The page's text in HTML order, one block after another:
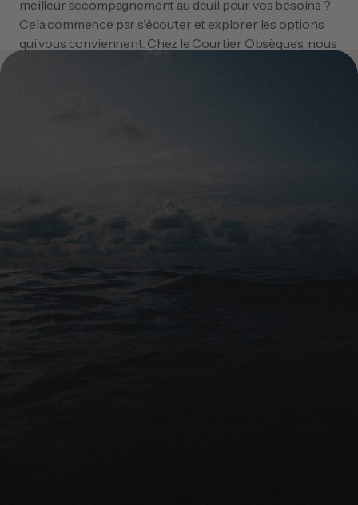
meilleur accompagnement au deuil pour vos besoins ?
Cela commence par s'écouter et explorer les options
qui vous conviennent. Chez le Courtier Obsèques, nous
Prêt à protéger financièrement